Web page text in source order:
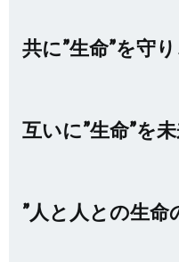
共に”生命”を守り
互いに”生命”を
”人と人との生命